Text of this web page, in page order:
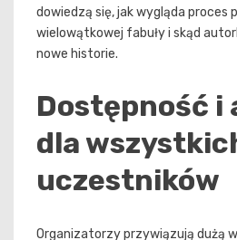
dowiedzą się, jak wygląda proces
wielowątkowej fabuły i skąd
nowe historie.
Dostępność i
dla
uczestników
Organizatorzy przywiązują dużą